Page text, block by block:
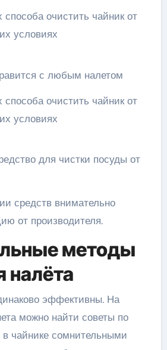
с любым налетом
для чистки посуды от
средств внимательно
от производителя.
методы
налёта
эффективны. На
можно найти советы по
чайнике сомнительными